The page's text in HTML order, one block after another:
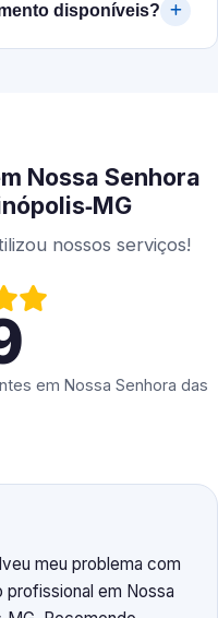
disponíveis?
Nossa Senhora
nossos serviços!
em Nossa Senhora das
meu problema com
em Nossa